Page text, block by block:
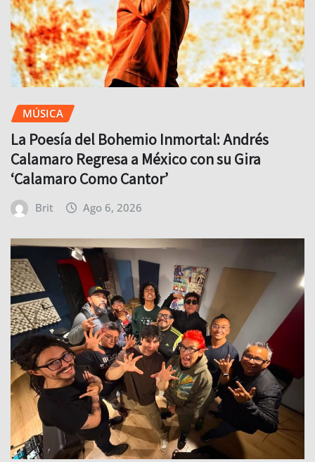
MÚSICA
La Poesía del Bohemio Inmortal: Andrés
Calamaro Regresa a México con su Gira
‘Calamaro Como Cantor’
Brit Ago 6, 2026